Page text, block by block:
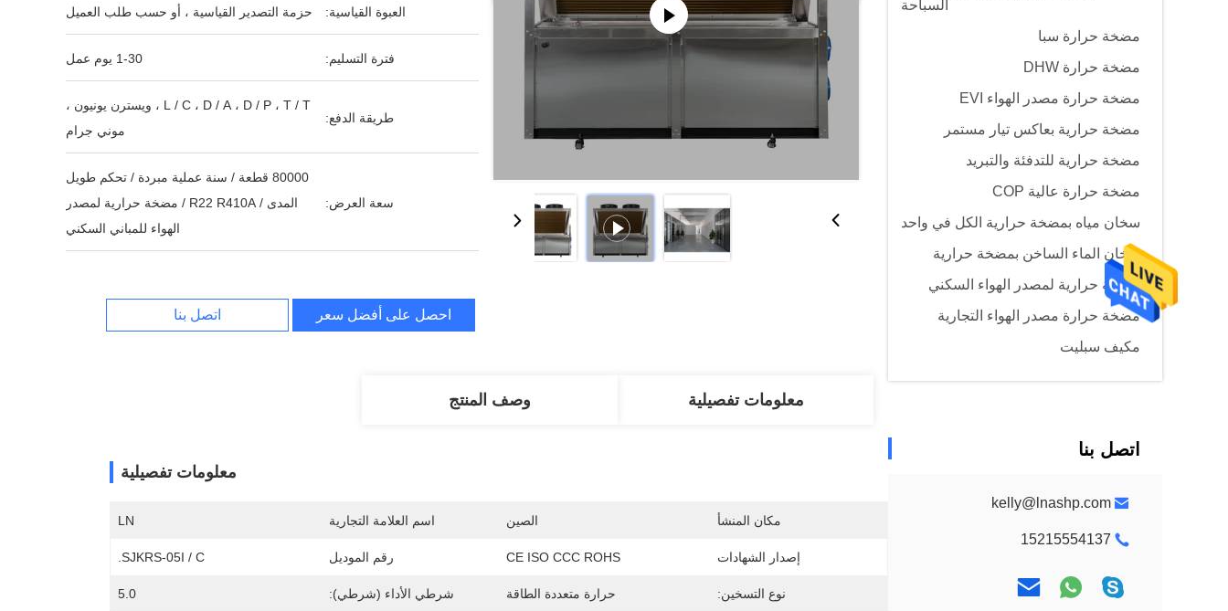
السباحة
مضخة حرارة سبا
مضخة حرارة DHW
مضخة حرارة مصدر الهواء EVI
مضخة حرارية بعاكس تيار مستمر
مضخة حرارية للتدفئة والتبريد
مضخة حرارة عالية COP
سخان مياه بمضخة حرارية الكل في واحد
سخان الماء الساخن بمضخة حرارية
مضخة حرارية لمصدر الهواء السكني
مضخة حرارة مصدر الهواء التجارية
مكيف سبليت
اتصل بنا
kelly@lnashp.com
15215554137
العبوة القياسية: حزمة التصدير القياسية ، أو حسب طلب العميل
فترة التسليم: 1-30 يوم عمل
طريقة الدفع:
L / C ، D / A ، D / P ، T / T ، ويسترن يونيون ،
موني جرام
سعة العرض:
80000 قطعة / سنة عملية مبردة / تحكم طويل
المدى / R22 R410A / مضخة حرارية لمصدر
الهواء للمباني السكني
احصل على أفضل سعر اتصل بنا
معلومات تفصيلية وصف المنتج
معلومات تفصيلية
مكان المنشأ الصين اسم العلامة التجارية LN
إصدار الشهادات CE ISO CCC ROHS رقم الموديل SJKRS-05I / C.
نوع التسخين: حرارة متعددة الطاقة شرطي الأداء (شرطي): 5.0